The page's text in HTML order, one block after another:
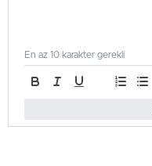
En az 10 karakter gerekli